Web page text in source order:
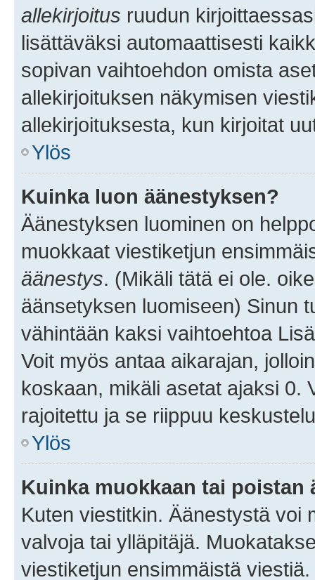
allekirjoitus ruudun
lisättäväksi automaattisesti
sopivan vaihtoehdon omista
allekirjoituksen näkymisen
allekirjoituksesta, kun kirjoitat
Ylös
Kuinka luon äänestyksen?
Äänestyksen luominen on
muokkaat viestiketjun
äänestys. (Mikäli tätä ei ole.
äänsetyksen luomiseen) Sinun
vähintään kaksi vaihtoehtoa
Voit myös antaa aikarajan,
koskaan, mikäli asetat ajaksi 0.
rajoitettu ja se riippuu
Ylös
Kuinka muokkaan tai poistan
Kuten viestitkin. Äänestystä voi
valvoja tai ylläpitäjä.
viestiketjun ensimmäistä